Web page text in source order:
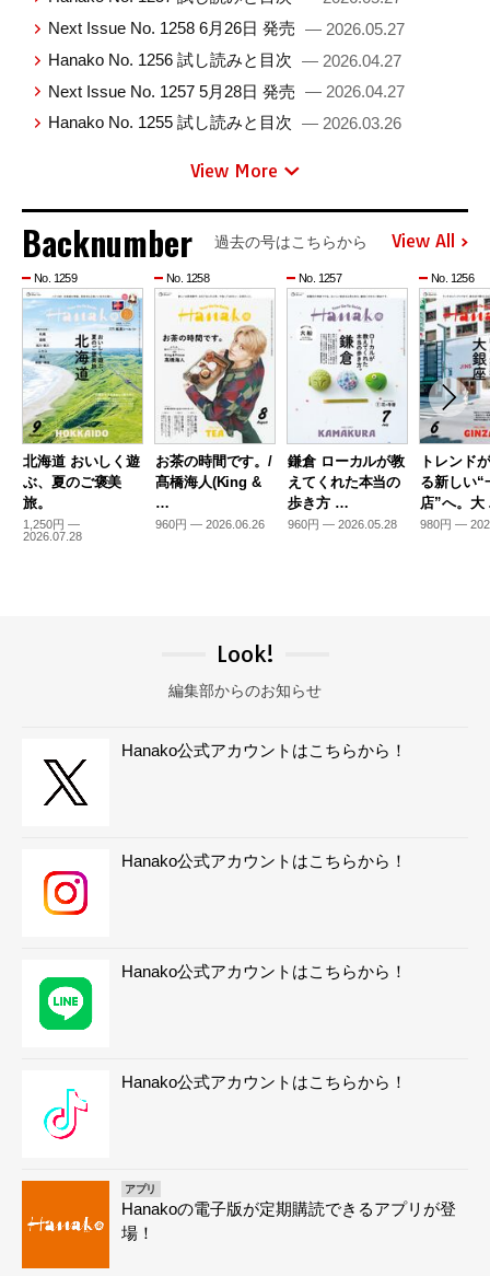
Next Issue No. 1258 6月26日 発売 — 2026.05.27
Hanako No. 1256 試し読みと目次 — 2026.04.27
Next Issue No. 1257 5月28日 発売 — 2026.04.27
Hanako No. 1255 試し読みと目次 — 2026.03.26
View More
Backnumber 過去の号はこちらから View All
No. 1259
北海道 おいしく遊
ぶ、夏のご褒美
旅。
1,250円 —
2026.07.28
No. 1258
お茶の時間です。/
髙橋海人(King &
…
960円 — 2026.06.26
No. 1257
鎌倉 ローカルが教
えてくれた本当の
歩き方 …
960円 — 2026.05.28
No. 1256
トレンド
る新しい“
店”へ。
980円 —
Look!
編集部からのお知らせ
Hanako公式アカウントはこちらから！
Hanako公式アカウントはこちらから！
Hanako公式アカウントはこちらから！
Hanako公式アカウントはこちらから！
アプリ
Hanakoの電子版が定期購読できるアプリが登
場！